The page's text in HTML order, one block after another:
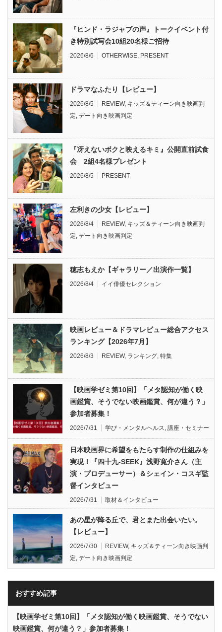
『ヒンド・ラジャブの声』トークイベント付
き特別試写会10組20名様ご招待
2026/8/6 OTHERWISE, PRESENT
ドラマなふたり【レビュー】
2026/8/5 REVIEW, キッズ＆ティーン向き映画判
定, デート向き映画判定
『冴えないボクと映えるキミ』公開直前試食
会 2組4名様プレゼント
2026/8/5 PRESENT
左利きの少女【レビュー】
2026/8/4 REVIEW, キッズ＆ティーン向き映画判
定, デート向き映画判定
穂志もえか【ギャラリー／出演作一覧】
2026/8/4 イイ俳優セレクション
映画レビュー＆ドラマレビュー総合アクセス
ランキング【2026年7月】
2026/8/3 REVIEW, ランキング, 特集
【映画学ゼミ第10回】「メタ認知が働く映
画鑑賞、そうでない映画鑑賞、何が違う？」
参加者募集！
2026/7/31 学び・メンタルヘルス, 講座・セミナー
日本映画界に希望をもたらす制作の仕組みを
実現！『四十九-SEEK』浅野寛介さん（主
演・プロデューサー）＆シェイン・コスギ監
督インタビュー
2026/7/31 取材＆インタビュー
あの星が降る丘で、君とまた出会いたい。
【レビュー】
2026/7/30 REVIEW, キッズ＆ティーン向き映画判
定, デート向き映画判定
おすすめ記事
【映画学ゼミ第10回】「メタ認知が働く映画鑑賞、そうでない
映画鑑賞、何が違う？」参加者募集！